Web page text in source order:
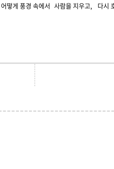
떻게 풍경 속에서 사람을 지우고, 다시